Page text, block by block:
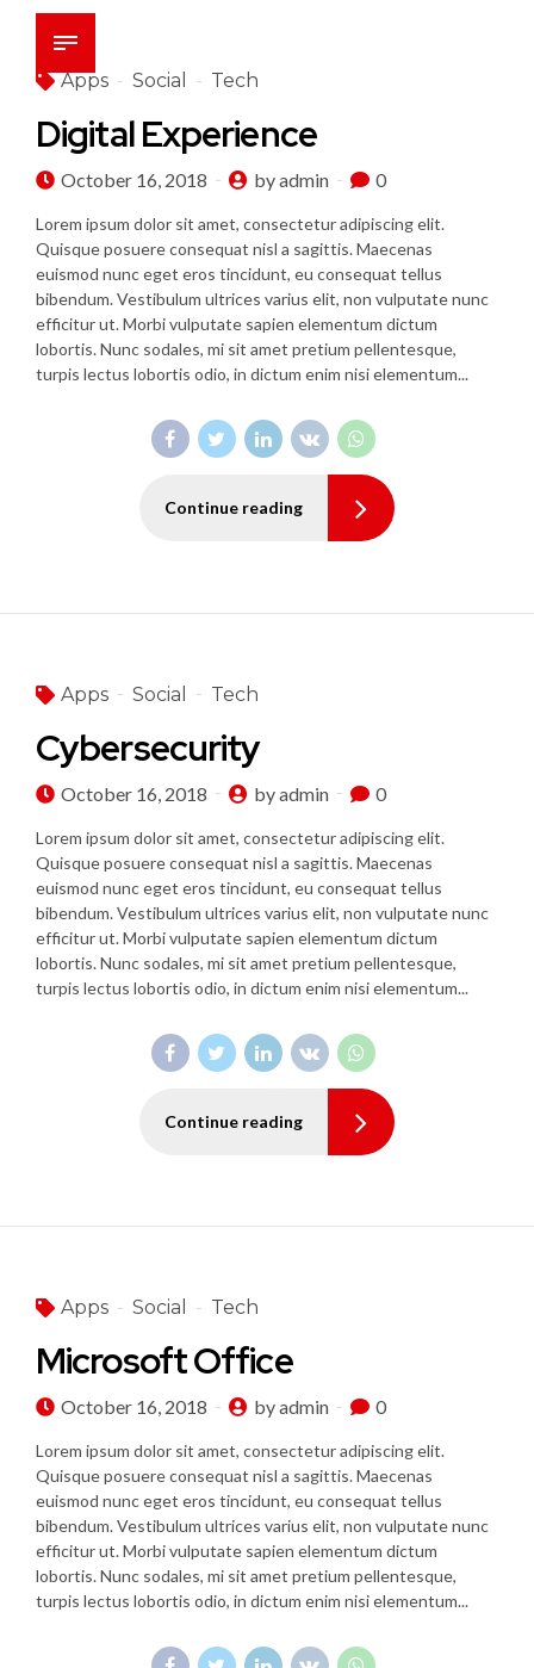
Apps Social Tech
Digital Experience
October 16, 2018 by admin 0
Lorem ipsum dolor sit amet, consectetur adipiscing elit.
Quisque posuere consequat nisl a sagittis. Maecenas
euismod nunc eget eros tincidunt, eu consequat tellus
bibendum. Vestibulum ultrices varius elit, non vulputate nunc
efficitur ut. Morbi vulputate sapien elementum dictum
lobortis. Nunc sodales, mi sit amet pretium pellentesque,
turpis lectus lobortis odio, in dictum enim nisi elementum...
Continue reading
Apps Social Tech
Cybersecurity
October 16, 2018 by admin 0
Lorem ipsum dolor sit amet, consectetur adipiscing elit.
Quisque posuere consequat nisl a sagittis. Maecenas
euismod nunc eget eros tincidunt, eu consequat tellus
bibendum. Vestibulum ultrices varius elit, non vulputate nunc
efficitur ut. Morbi vulputate sapien elementum dictum
lobortis. Nunc sodales, mi sit amet pretium pellentesque,
turpis lectus lobortis odio, in dictum enim nisi elementum...
Continue reading
Apps Social Tech
Microsoft Office
October 16, 2018 by admin 0
Lorem ipsum dolor sit amet, consectetur adipiscing elit.
Quisque posuere consequat nisl a sagittis. Maecenas
euismod nunc eget eros tincidunt, eu consequat tellus
bibendum. Vestibulum ultrices varius elit, non vulputate nunc
efficitur ut. Morbi vulputate sapien elementum dictum
lobortis. Nunc sodales, mi sit amet pretium pellentesque,
turpis lectus lobortis odio, in dictum enim nisi elementum...